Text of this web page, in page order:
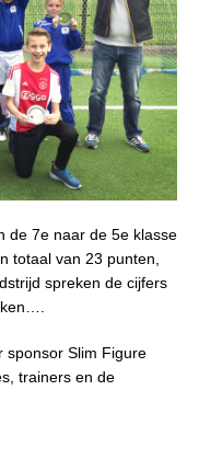
de 7e naar de 5e klasse
totaal van 23 punten,
spreken de cijfers
sponsor Slim Figure
trainers en de